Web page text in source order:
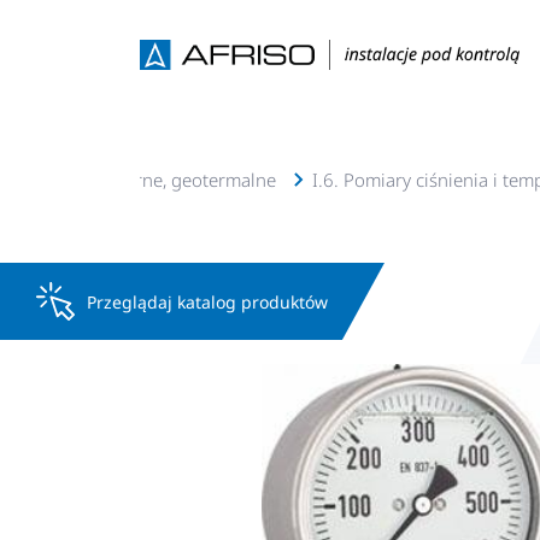
c.o., c.w.u, solarne, geotermalne I.6. Pomiary ciśnienia i
Przeglądaj katalog produktów